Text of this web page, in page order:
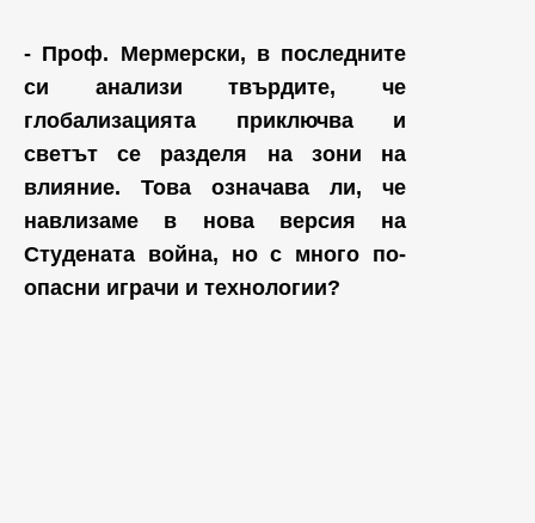
- Проф. Мермерски, в последните
си анализи твърдите, че
глобализацията приключва и
светът се разделя на зони на
влияние. Това означава ли, че
навлизаме в нова версия на
Студената война, но с много по-
опасни играчи и технологии?